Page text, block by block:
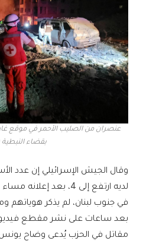
عنصران من الصليب الأحمر في موقع
بقضاء
وقال الجيش الإسرائيلي إن عدد
لديه ارتفع إلى 4، بعد
في جنوب لبنان، لم يذكر هوياتهم
بعد ساعات على نشر مقطع
مقاتل في الحزب يُدعى وضاح